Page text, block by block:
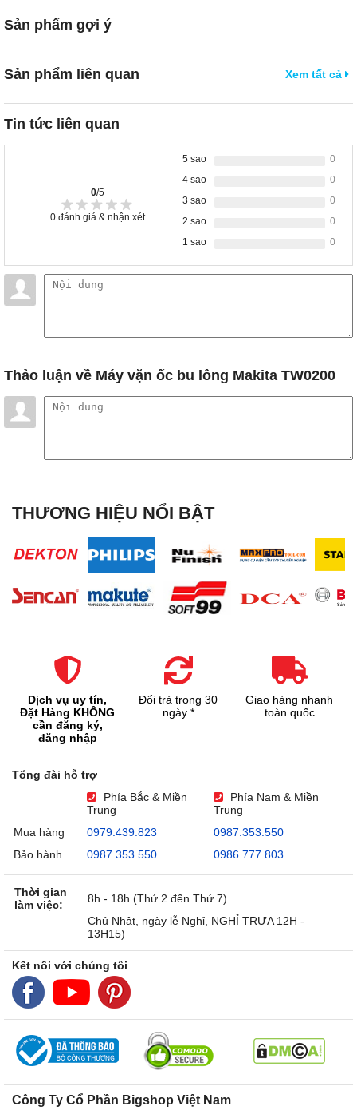
Sản phẩm gợi ý
Sản phẩm liên quan Xem tất cả
Tin tức liên quan
0/5
0 đánh giá & nhận xét
5 sao
0
4 sao
0
3 sao
0
2 sao
0
1 sao
0
Thảo luận về Máy vặn ốc bu lông Makita TW0200
THƯƠNG HIỆU NỔI BẬT
Dịch vụ uy tín,
Đặt Hàng KHÔNG
cần đăng ký,
đăng nhập
Đổi trả trong 30
ngày *
Giao hàng nhanh
toàn quốc
Tổng đài hỗ trợ
Phía Bắc & Miền
Trung
Phía Nam & Miền
Trung
Mua hàng
0979.439.823
0987.353.550
Bảo hành
0987.353.550 0986.777.803
Thời gian
làm việc:
8h - 18h (Thứ 2 đến Thứ 7)
Chủ Nhật, ngày lễ Nghỉ, NGHỈ TRƯA 12H -
13H15)
Kết nối với chúng tôi
Công Ty Cổ Phần Bigshop Việt Nam